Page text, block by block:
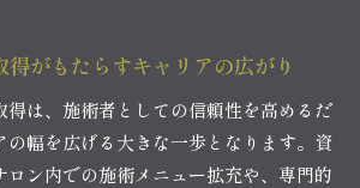
がもたらすキャリアの広がり
得は、施術者としての信頼性を高めるだ
の幅を広げる大きな一歩となります。資
ロン内での施術メニュー拡充や、専門的